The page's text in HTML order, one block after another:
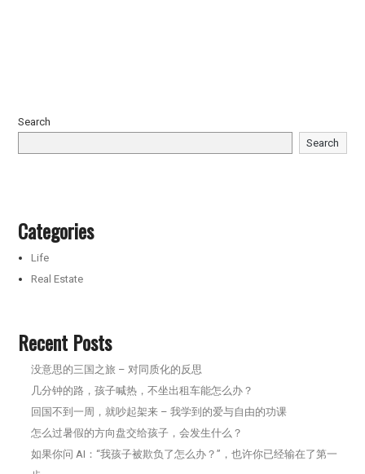
Search
Search
Categories
Life
Real Estate
Recent Posts
没意思的三国之旅 – 对同质化的反思
几分钟的路，孩子喊热，不坐出租车能怎么办？
回国不到一周，就吵起架来 – 我学到的爱与自由的功课
怎么过暑假的方向盘交给孩子，会发生什么？
如果你问 AI：“我孩子被欺负了怎么办？”，也许你已经输在了第一